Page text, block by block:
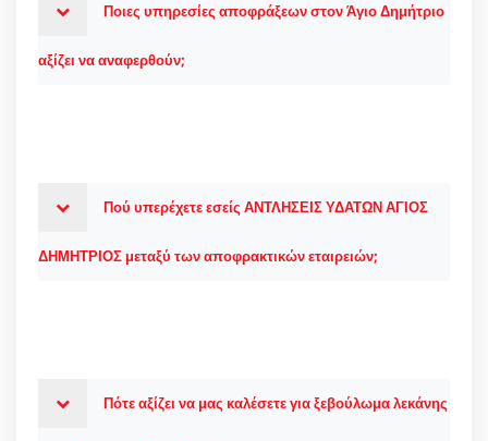
Ποιες υπηρεσίες αποφράξεων στον Άγιο Δημήτριο
αξίζει να αναφερθούν;
Πού υπερέχετε εσείς ΑΝΤΛΗΣΕΙΣ ΥΔΑΤΩΝ ΑΓΙΟΣ
ΔΗΜΗΤΡΙΟΣ μεταξύ των αποφρακτικών εταιρειών;
Πότε αξίζει να μας καλέσετε για ξεβούλωμα λεκάνης